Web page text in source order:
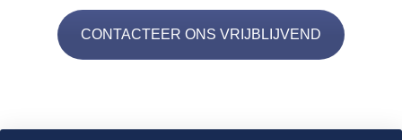
CONTACTEER ONS VRIJBLIJVEND